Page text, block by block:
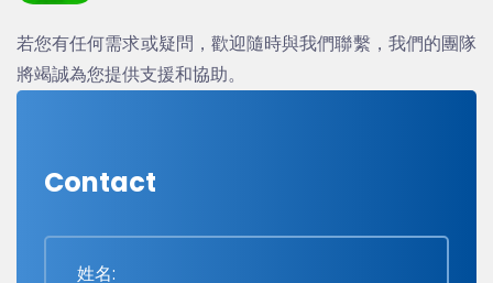
若您有任何需求或疑問，歡迎隨時與我們聯繫，我們的團隊
將竭誠為您提供支援和協助。
Contact